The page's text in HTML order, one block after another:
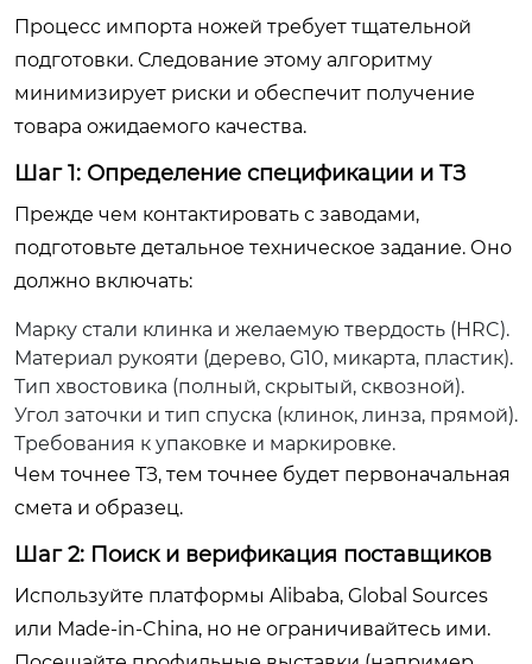
Процесс импорта ножей требует тщательной
подготовки. Следование этому алгоритму
минимизирует риски и обеспечит получение
товара ожидаемого качества.
Шаг 1: Определение спецификации и ТЗ
Прежде чем контактировать с заводами,
подготовьте детальное техническое задание. Оно
должно включать:
Марку стали клинка и желаемую твердость (HRC).
Материал рукояти (дерево, G10, микарта, пластик).
Тип хвостовика (полный, скрытый, сквозной).
Угол заточки и тип спуска (клинок, линза, прямой).
Требования к упаковке и маркировке.
Чем точнее ТЗ, тем точнее будет первоначальная
смета и образец.
Шаг 2: Поиск и верификация поставщиков
Используйте платформы Alibaba, Global Sources
или Made-in-China, но не ограничивайтесь ими.